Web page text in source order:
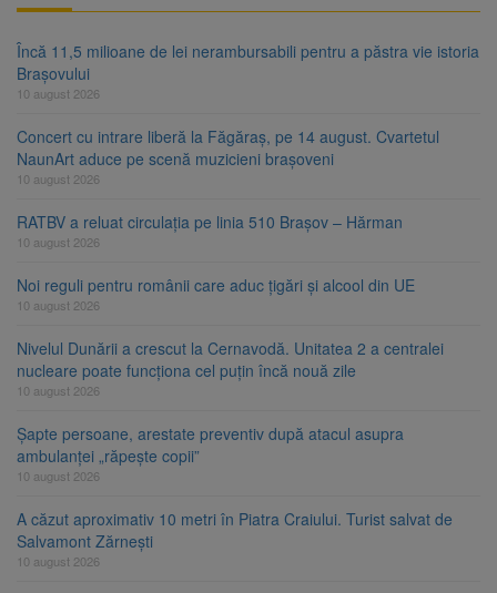
Încă 11,5 milioane de lei nerambursabili pentru a păstra vie istoria
Brașovului
10 august 2026
Concert cu intrare liberă la Făgăraș, pe 14 august. Cvartetul
NaunArt aduce pe scenă muzicieni brașoveni
10 august 2026
RATBV a reluat circulația pe linia 510 Brașov – Hărman
10 august 2026
Noi reguli pentru românii care aduc țigări și alcool din UE
10 august 2026
Nivelul Dunării a crescut la Cernavodă. Unitatea 2 a centralei
nucleare poate funcționa cel puțin încă nouă zile
10 august 2026
Șapte persoane, arestate preventiv după atacul asupra
ambulanței „răpește copii”
10 august 2026
A căzut aproximativ 10 metri în Piatra Craiului. Turist salvat de
Salvamont Zărnești
10 august 2026